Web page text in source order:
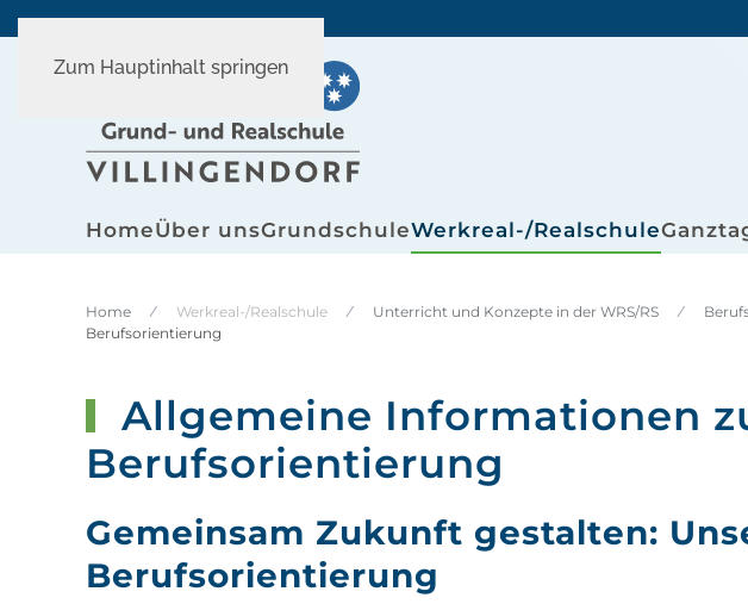
Zum Hauptinhalt springen
HomeÜber unsGrundschuleWerkreal-/Realschule
Home Werkreal-/Realschule Unterricht und Konzepte in der WRS/RS
Berufsorientierung
Allgemeine Informationen
Berufsorientierung
Gemeinsam Zukunft gestalten:
Berufsorientierung